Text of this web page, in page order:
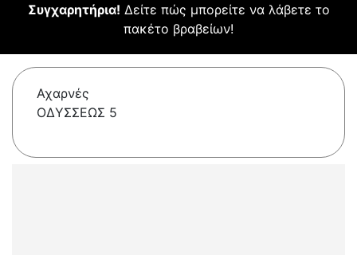
Συγχαρητήρια! Δείτε πώς μπορείτε να λάβετε το
πακέτο βραβείων!
Αχαρνές
ΟΔΥΣΣΕΩΣ 5